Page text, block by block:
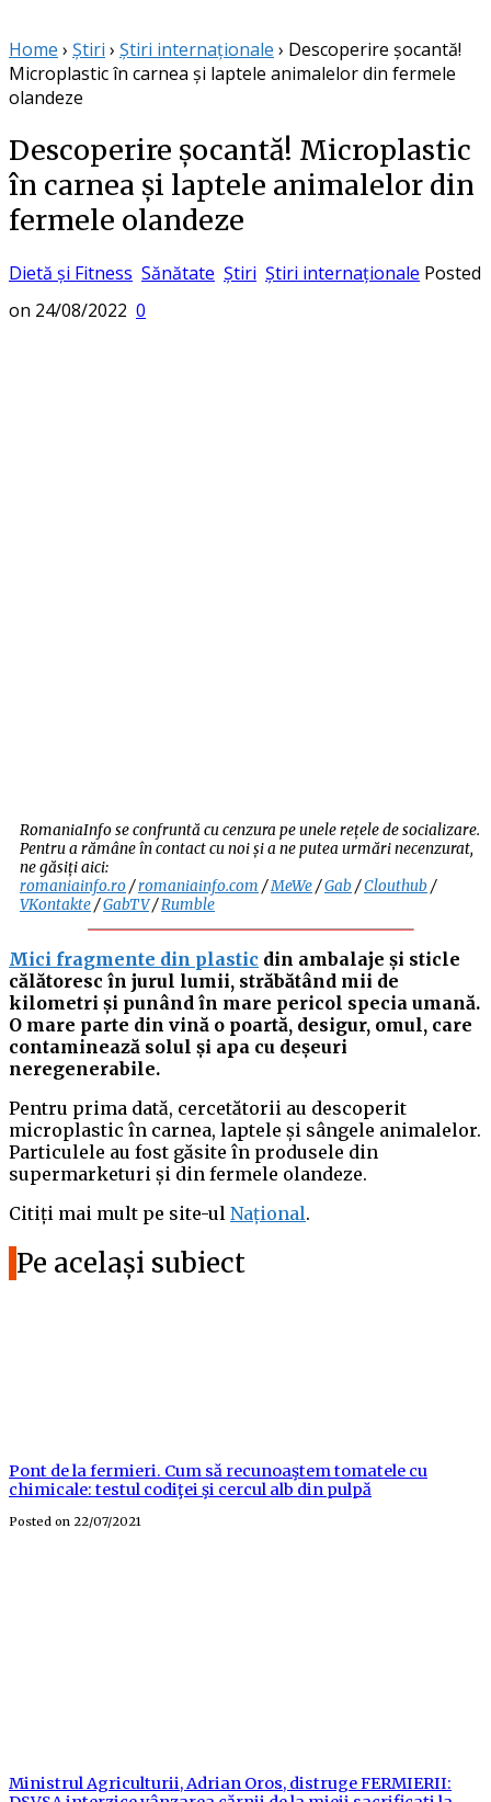
Home › Știri › Știri internaționale › Descoperire șocantă!
Microplastic în carnea și laptele animalelor din fermele
olandeze
Descoperire șocantă! Microplastic
în carnea și laptele animalelor din
fermele olandeze
Dietă și Fitness Sănătate Știri Știri internaționale Posted
on 24/08/2022 0
RomaniaInfo se confruntă cu cenzura pe unele rețele de socializare.
Pentru a rămâne în contact cu noi și a ne putea urmări necenzurat,
ne găsiți aici:
romaniainfo.ro/romaniainfo.com /MeWe/Gab /Clouthub /
VKontakte/GabTV/Rumble
Mici fragmente din plastic din ambalaje și sticle
călătoresc în jurul lumii, străbătând mii de
kilometri și punând în mare pericol specia umană.
O mare parte din vină o poartă, desigur, omul, care
contaminează solul și apa cu deșeuri
neregenerabile.
Pentru prima dată, cercetătorii au descoperit
microplastic în carnea, laptele și sângele animalelor.
Particulele au fost găsite în produsele din
supermarketuri și din fermele olandeze.
Citiți mai mult pe site-ul Național.
Pe același subiect
Pont de la fermieri. Cum să recunoaştem tomatele cu
chimicale: testul codiţei şi cercul alb din pulpă
Posted on 22/07/2021
Ministrul Agriculturii, Adrian Oros, distruge FERMIERII: